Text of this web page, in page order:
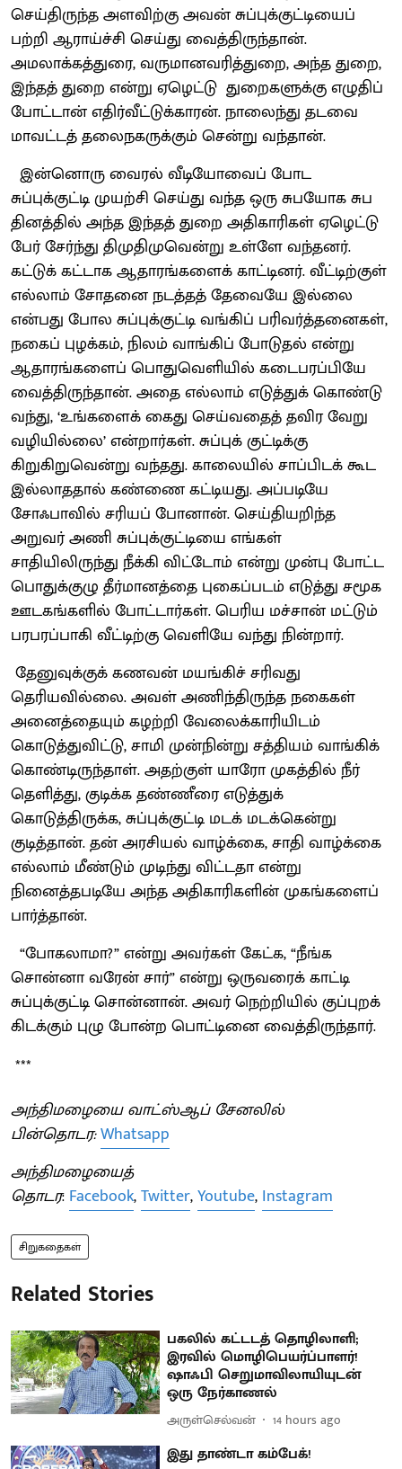
செய்திருந்த அளவிற்கு அவன் சுப்புக்குட்டியைப்
பற்றி ஆராய்ச்சி செய்து வைத்திருந்தான்.
அமலாக்கத்துரை, வருமானவரித்துறை, அந்த துறை,
இந்தத் துறை என்று ஏழெட்டு துறைகளுக்கு எழுதிப்
போட்டான் எதிர்வீட்டுக்காரன். நாலைந்து தடவை
மாவட்டத் தலைநகருக்கும் சென்று வந்தான்.
இன்னொரு‌ வைரல் வீடியோவைப் போட
சுப்புக்குட்டி முயற்சி செய்து வந்த ஒரு சுபயோக சுப
தினத்தில் அந்த இந்தத் துறை அதிகாரிகள் ஏழெட்டு
பேர் சேர்ந்து திமுதிமுவென்று உள்ளே வந்தனர்.
கட்டுக் கட்டாக ஆதாரங்களைக் காட்டினர். வீட்டிற்குள்
எல்லாம் சோதனை நடத்தத் தேவையே இல்லை
என்பது போல சுப்புக்குட்டி வங்கிப் பரிவர்த்தனைகள்,
நகைப் புழக்கம், நிலம் வாங்கிப் போடுதல் என்று
ஆதாரங்களைப் பொதுவெளியில் கடைபரப்பியே
வைத்திருந்தான். அதை எல்லாம் எடுத்துக் கொண்டு
வந்து, ‘உங்களைக் கைது செய்வதைத் தவிர வேறு
வழியில்லை’ என்றார்கள். சுப்புக் குட்டிக்கு
கிறுகிறுவென்று வந்தது. காலையில் சாப்பிடக் கூட
இல்லாததால் கண்ணை கட்டியது. அப்படியே
சோஃபாவில் சரியப் போனான். செய்தியறிந்த
அறுவர் அணி சுப்புக்குட்டியை எங்கள்
சாதியிலிருந்து நீக்கி விட்டோம் என்று முன்பு போட்ட
பொதுக்குழு தீர்மானத்தை புகைப்படம் எடுத்து சமூக
ஊடகங்களில் போட்டார்கள். பெரிய மச்சான் மட்டும்
பரபரப்பாகி வீட்டிற்கு வெளியே வந்து நின்றார்.
தேனுவுக்குக் கணவன் மயங்கிச் சரிவது
தெரியவில்லை. அவள் அணிந்திருந்த நகைகள்
அனைத்தையும் கழற்றி வேலைக்காரியிடம்
கொடுத்துவிட்டு, சாமி முன்நின்று சத்தியம் வாங்கிக்
கொண்டிருந்தாள். அதற்குள் யாரோ முகத்தில் நீர்
தெளித்து, குடிக்க தண்ணீரை எடுத்துக்
கொடுத்திருக்க, சுப்புக்குட்டி மடக் மடக்கென்று
குடித்தான். தன் அரசியல் வாழ்க்கை, சாதி வாழ்க்கை
எல்லாம் மீண்டும் முடிந்து விட்டதா என்று
நினைத்தபடியே அந்த அதிகாரிகளின் முகங்களைப்
பார்த்தான்.
“போகலாமா?” என்று அவர்கள் கேட்க, “நீங்க
சொன்னா வரேன் சார்” என்று ஒருவரைக் காட்டி
சுப்புக்குட்டி சொன்னான். அவர் நெற்றியில் குப்புறக்
கிடக்கும் புழு போன்ற பொட்டினை வைத்திருந்தார்.
***
அந்திமழையை வாட்ஸ்ஆப் சேனலில்
பின்தொடர:Whatsapp
அந்திமழையைத்
தொடர: Facebook,Twitter,Youtube, Instagram
சிறுகதைகள்
Related Stories
பகலில் கட்டடத் தொழிலாளி;
இரவில் மொழிபெயர்ப்பாளர்!
ஷாஃபி செறுமாவிலாயியுடன்
ஒரு நேர்காணல்
அருள்செல்வன் 14 hours ago
இது தாண்டா கம்பேக்!